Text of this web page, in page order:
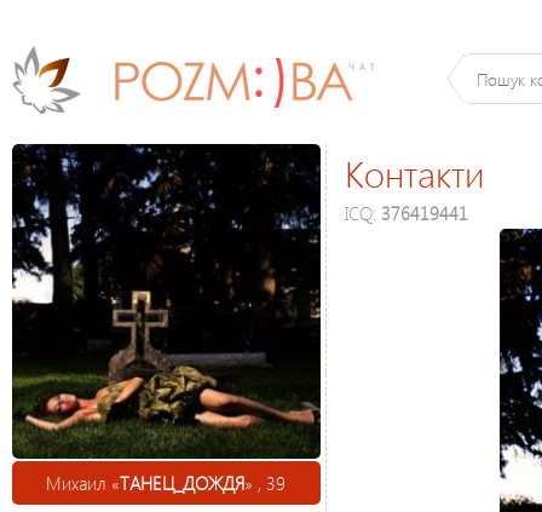
Михаил «ТАНЕЦ_ДОЖДЯ» , 39
Контакти
ICQ: 376419441